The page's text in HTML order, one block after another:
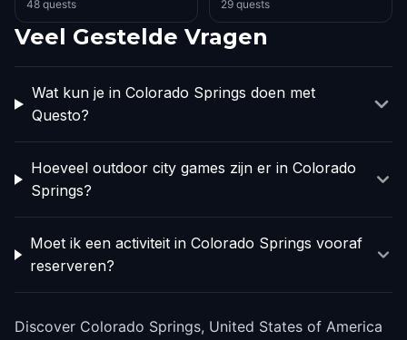
48 quests 29 quests
Veel Gestelde Vragen
Wat kun je in Colorado Springs doen met
Questo?
Hoeveel outdoor city games zijn er in Colorado
Springs?
Moet ik een activiteit in Colorado Springs vooraf
reserveren?
Discover Colorado Springs, United States of America